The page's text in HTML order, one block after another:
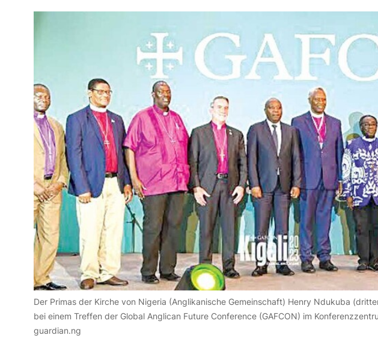
Der Primas der Kirche von Nigeria (Anglikanische Gemeinschaft) Henry Ndukuba
bei einem Treffen der Global Anglican Future Conference (GAFCON) im
guardian.ng